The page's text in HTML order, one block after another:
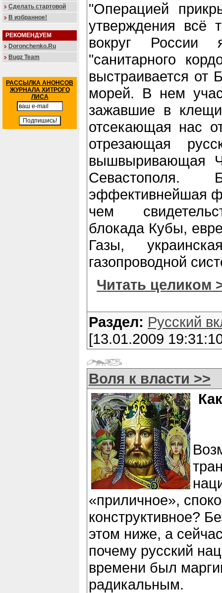
Сделать стартовой
В избранное!
РЕКОМЕНДУЕМ
Doronchenko.Ru
Bugz Team
РАССЫЛКА АНОНСОВ
ЖУРНАЛА ХИТРОГО
ЛИСА
"Операцией
утверждения всё
вокруг России
"санитарного
выстраивается от
морей. В нем
зажавшие в клещи
отсекающая нас
отрезающая
вышвыривающая
эффективнейшая
чем
блокада Кубы,
Газы,
газопроводной
Читать целиком
Раздел: Русский
[13.01.2009
Воля к власти >>
«приличное»,
конструктивное?
этом ниже, а
почему русский
времени был
радикальным.